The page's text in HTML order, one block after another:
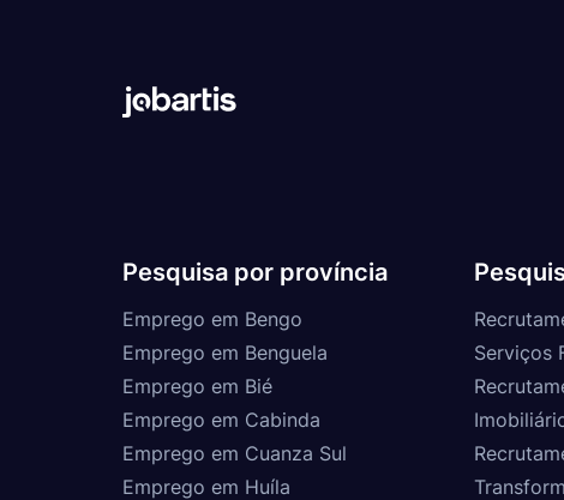
Pesquisa por província
Emprego em Bengo
Emprego em Benguela
Emprego em Bié
Emprego em Cabinda
Emprego em Cuanza Sul
Emprego em Huíla
Serviços